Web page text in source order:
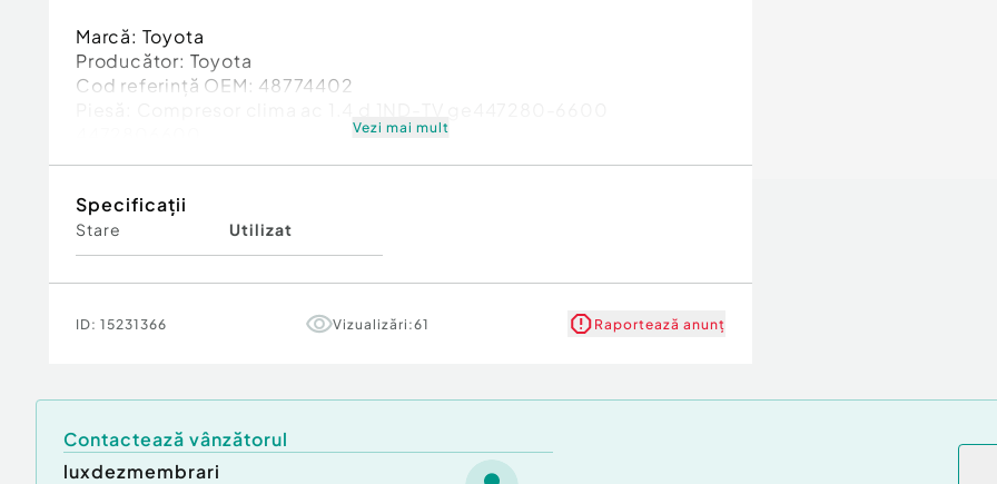
Marcă: Toyota
Producător: Toyota
Cod referinţă OEM: 48774402
Vezi mai mult
Specificații
Stare Utilizat
ID: 15231366 Vizualizări:61 Raportează anunț
Contactează vânzătorul
luxdezmembrari